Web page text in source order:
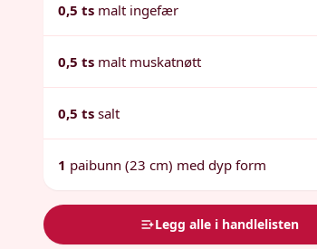
0,5 ts malt ingefær
0,5 ts malt muskatnøtt
0,5 ts salt
1 paibunn (23 cm) med dyp form
Legg alle i handlelisten